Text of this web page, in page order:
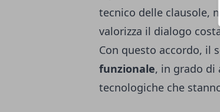
tecnico delle clausole,
valorizza il dialogo
Con questo accordo, il
funzionale, in grado di
tecnologiche che